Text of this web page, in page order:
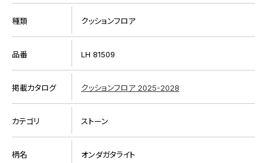
種類 クッションフロア
品番 LH 81509
掲載カタログ クッションフロア 2025-2028
カテゴリ ストーン
柄名 オンダガタライト